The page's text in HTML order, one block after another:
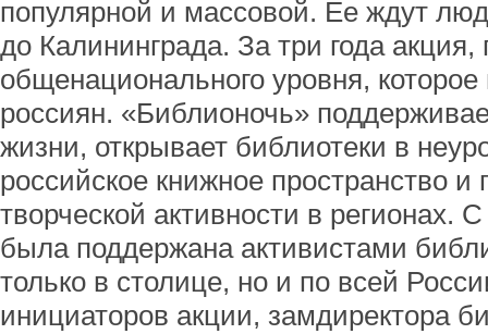
популярной и массовой. Ее ждут
до Калининграда. За три года
общенационального уровня,
россиян. «Библионочь»
жизни, открывает библиотеки в
российское книжное пространство
творческой активности в регионах.
была поддержана активистами
только в столице, но и по всей
инициаторов акции, замдиректора